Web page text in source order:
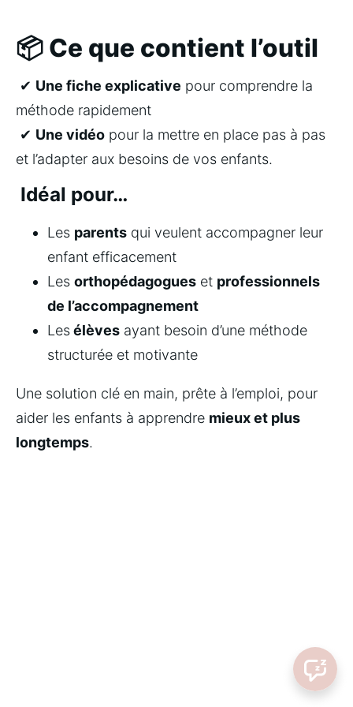
📦 Ce que contient l’outil
✔ Une fiche explicative pour comprendre la
méthode rapidement
✔ Une vidéo pour la mettre en place pas à pas
et l’adapter aux besoins de vos enfants.
Idéal pour…
Les parents qui veulent accompagner leur
enfant efficacement
Les orthopédagogues et professionnels
de l’accompagnement
Les élèves ayant besoin d’une méthode
structurée et motivante
Une solution clé en main, prête à l’emploi, pour
aider les enfants à apprendre mieux et plus
longtemps.